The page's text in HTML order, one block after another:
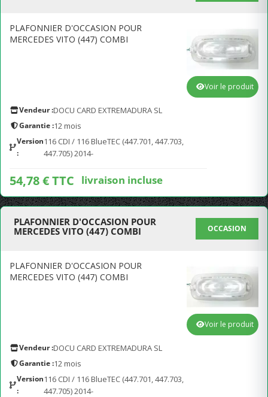
PLAFONNIER D'OCCASION POUR
MERCEDES VITO (447) COMBI
Vendeur :DOCU CARD EXTREMADURA SL
Garantie :12 mois
Version
:
116 CDI / 116 BlueTEC (447.701, 447.703,
447.705) 2014-
54,78 € TTC livraison incluse
Voir le produit
PLAFONNIER D'OCCASION POUR
MERCEDES VITO (447) COMBI
OCCASION
PLAFONNIER D'OCCASION POUR
MERCEDES VITO (447) COMBI
Vendeur :DOCU CARD EXTREMADURA SL
Garantie :12 mois
Version
:
116 CDI / 116 BlueTEC (447.701, 447.703,
447.705) 2014-
Voir le produit